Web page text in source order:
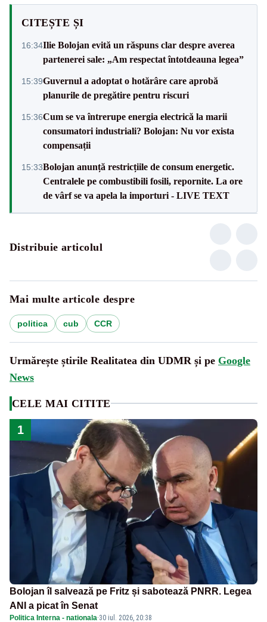
CITEȘTE ȘI
16:34Ilie Bolojan evită un răspuns clar despre averea
partenerei sale: „Am respectat întotdeauna legea”
15:39Guvernul a adoptat o hotărâre care aprobă
planurile de pregătire pentru riscuri
15:36Cum se va întrerupe energia electrică la marii
consumatori industriali? Bolojan: Nu vor exista
compensații
15:33Bolojan anunță restricțiile de consum energetic.
Centralele pe combustibili fosili, repornite. La ore
de vârf se va apela la importuri - LIVE TEXT
Distribuie articolul
Mai multe articole despre
politica cub CCR
Urmărește știrile Realitatea din UDMR și pe Google
News
CELE MAI CITITE
1
Bolojan îl salvează pe Fritz și sabotează PNRR. Legea
ANI a picat în Senat
Politica Interna - nationala·30 iul. 2026, 20:38